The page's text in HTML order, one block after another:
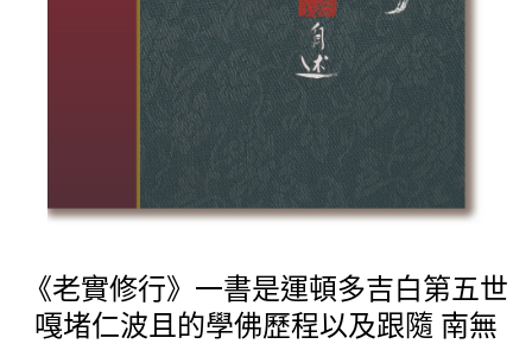
《老實修行》一書是運頓多吉白第五世
嘎堵仁波且的學佛歷程以及跟隨 南無